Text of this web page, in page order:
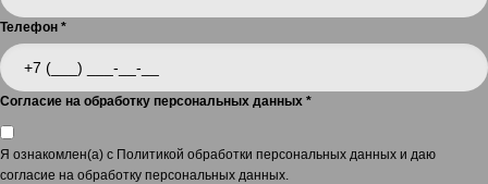
Телефон *
Согласие на обработку персональных данных *
Я ознакомлен(а) с Политикой обработки персональных данных и даю
согласие на обработку персональных данных